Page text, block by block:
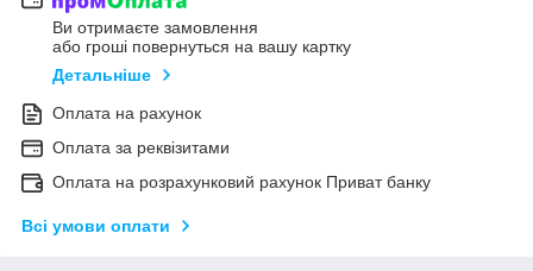
Ви отримаєте замовлення
або гроші повернуться на вашу картку
Детальніше
Оплата на рахунок
Оплата за реквізитами
Оплата на розрахунковий рахунок Приват банку
Всі умови оплати